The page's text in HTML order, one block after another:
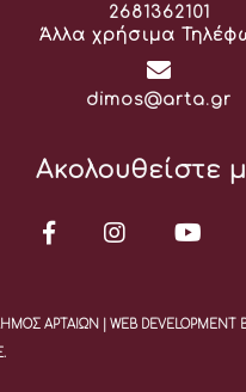
Τηλέφωνο:
2681362101
Άλλα χρήσιμα
Email:
dimos@arta.gr
Ακολουθείστε
ΑΡΤΑΙΩΝ | WEB DEVELOPMENT